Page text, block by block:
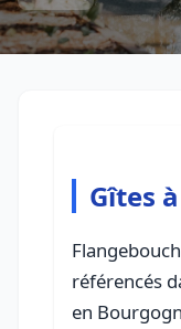
Gîtes
référencés
en